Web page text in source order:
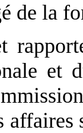
de la
et